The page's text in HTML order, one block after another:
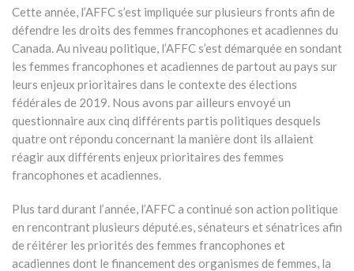
Cette année, l’AFFC s’est impliquée sur plusieurs fronts afin de
défendre les droits des femmes francophones et acadiennes du
Canada. Au niveau politique, l’AFFC s’est démarquée en sondant
les femmes francophones et acadiennes de partout au pays sur
leurs enjeux prioritaires dans le contexte des élections
fédérales de 2019. Nous avons par ailleurs envoyé un
questionnaire aux cinq différents partis politiques desquels
quatre ont répondu concernant la manière dont ils allaient
réagir aux différents enjeux prioritaires des femmes
francophones et acadiennes.
Plus tard durant l’année, l’AFFC a continué son action politique
en rencontrant plusieurs député.es, sénateurs et sénatrices afin
de réitérer les priorités des femmes francophones et
acadiennes dont le financement des organismes de femmes, la